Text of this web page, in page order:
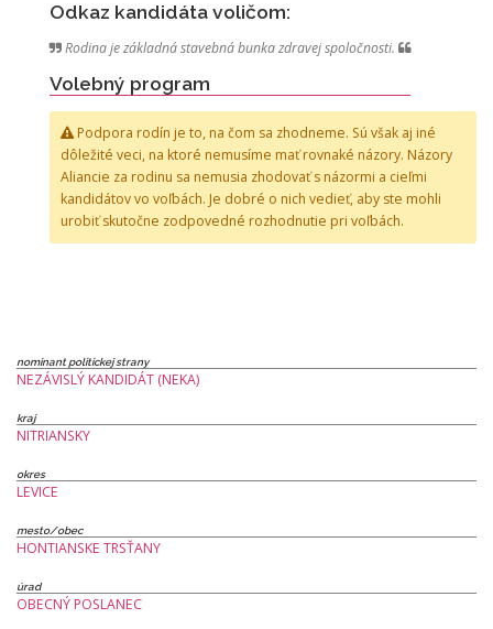
Odkaz kandidáta voličom:
Rodina je základná stavebná bunka zdravej spoločnosti.
Volebný program
Podpora rodín je to, na čom sa zhodneme. Sú však aj iné
dôležité veci, na ktoré nemusíme mať rovnaké názory. Názory
Aliancie za rodinu sa nemusia zhodovať s názormi a cieľmi
kandidátov vo voľbách. Je dobré o nich vedieť, aby ste mohli
urobiť skutočne zodpovedné rozhodnutie pri voľbách.
nominant politickej strany
NEZÁVISLÝ KANDIDÁT (NEKA)
kraj
NITRIANSKY
okres
LEVICE
mesto/obec
HONTIANSKE TRSŤANY
úrad
OBECNÝ POSLANEC